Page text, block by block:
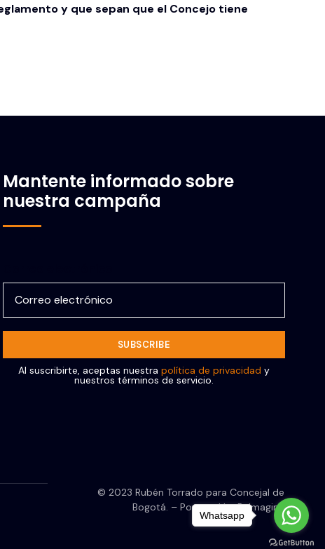
y que sepan que el Concejo tiene
Mantente informado sobre
nuestra campaña
Al suscribirte, aceptas nuestra política de privacidad y
nuestros términos de servicio.
© 2023 Rubén Torrado para Concejal de
Bogotá. – Powered by ReImagine
Whatsapp